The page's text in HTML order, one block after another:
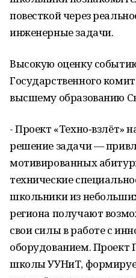
повесткой через
инженерные задачи.
Высокую оценку
Государственного
высшему образованию
- Проект «Техно‑взлёт»
решение задачи —
мотивированных
технические
школьники из
региона получают
свои силы в работе с
оборудованием. Проект
школы УУНиТ,